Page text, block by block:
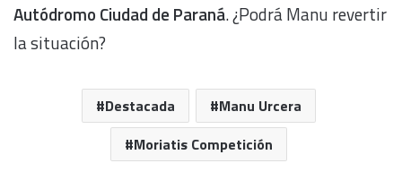
Autódromo Ciudad de Paraná. ¿Podrá Manu revertir
la situación?
Destacada
Manu Urcera
Moriatis Competición